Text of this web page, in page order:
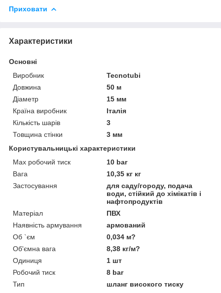
Приховати
Характеристики
Основні
Виробник
Tecnotubi
Довжина
50 м
Діаметр
15 мм
Країна виробник
Італія
Кількість шарів
3
Товщина стінки
3 мм
Користувальницькі характеристики
Max робочий тиск
10 bar
Вага
10,35 кг кг
Застосування
для саду/городу, подача
води, стійкий до хімікатів і
нафтопродуктів
Матеріал
ПВХ
Наявність армування
армований
Об `єм
0,034 м?
Об'ємна вага
8,38 кг/м?
Одиниця
1 шт
Робочий тиск
8 bar
Тип
шланг високого тиску